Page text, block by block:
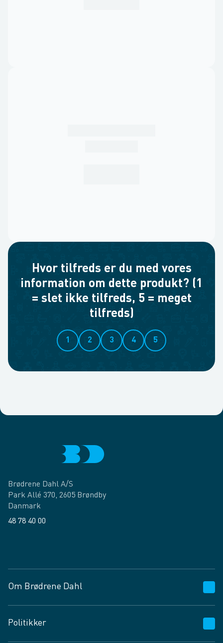
Hvor tilfreds er du med vores
information om dette produkt? (1
= slet ikke tilfreds, 5 = meget
tilfreds)
1 2 3 4 5
Brødrene Dahl A/S
Park Allé 370, 2605 Brøndby
Danmark
48 78 40 00
Om Brødrene Dahl
Vagttelefon 30 10 89 89
Politikker